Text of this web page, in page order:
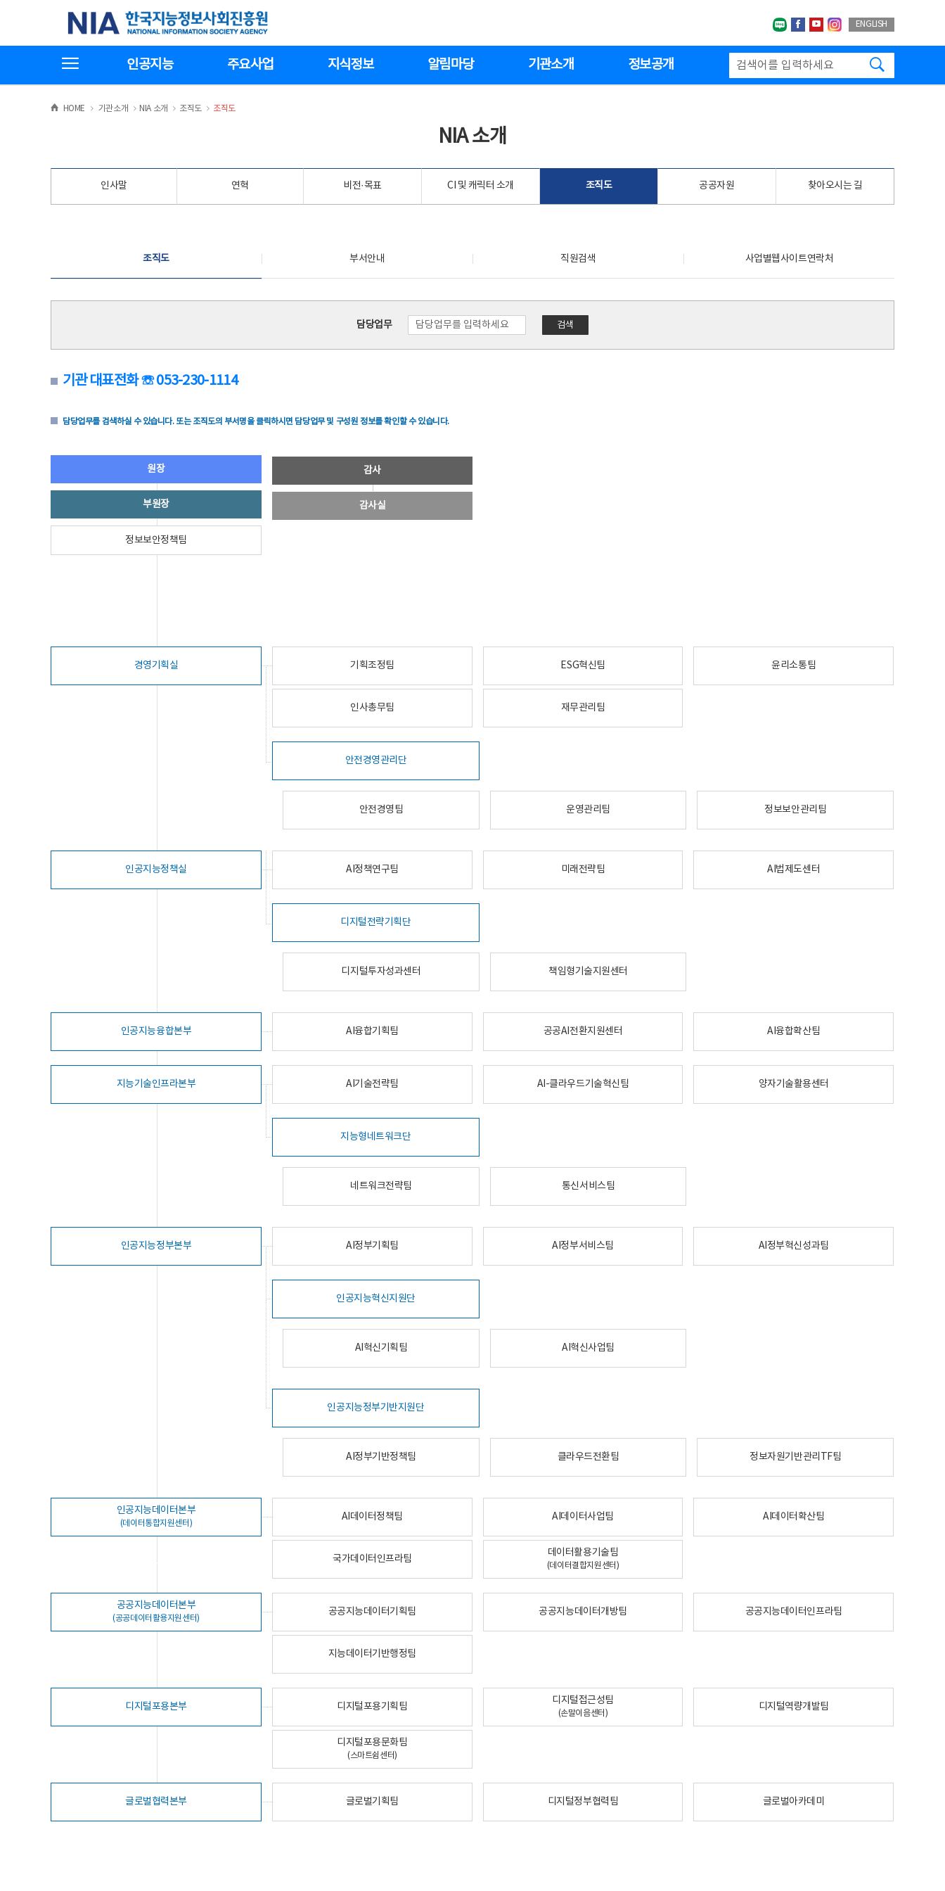
기
한국지능정보사회진흥원
네이버블로그
페이스북
유투브인스타그랩
ENGLISH
인공지능 주요사업 지식정보 알림마당 기관소개 정보공개
HOME >
기관소개 >NIA 소개 >
조직도 >
조직도
NIA 소개
인사말 연혁 비전·목표 CI 및 캐릭터 소개 조직도 공공자원 찾아오시는 길
조직도 부서안내 직원검색 사업별웹사이트연락처
담당업무 검색
기관 대표전화 ☏ 053-230-1114
담당업무를 검색하실 수 있습니다. 또는 조직도의 부서명을 클릭하시면 담당업무 및 구성원 정보를 확인할 수 있습니다.
원장
부원장
정보보안정책팀
감사
감사실
경영기획실 기획조정팀 ESG혁신팀 윤리소통팀
인사총무팀 재무관리팀
안전경영관리단
안전경영팀 운영관리팀 정보보안관리팀
인공지능정책실 AI정책연구팀 미래전략팀 AI법제도센터
디지털전략기획단
디지털투자성과센터 책임형기술지원센터
인공지능융합본부 AI융합기획팀 공공AI전환지원센터 AI융합확산팀
지능기술인프라본부 AI기술전략팀 AI-클라우드기술혁신팀 양자기술활용센터
지능형네트워크단
네트워크전략팀 통신서비스팀
인공지능정부본부 AI정부기획팀 AI정부서비스팀 AI정부혁신성과팀
인공지능혁신지원단
AI혁신기획팀 AI혁신사업팀
인공지능정부기반지원단
AI정부기반정책팀 클라우드전환팀 정보자원기반관리TF팀
인공지능데이터본부
(데이터통합지원센터)
AI데이터정책팀 AI데이터사업팀 AI데이터확산팀
국가데이터인프라팀
데이터활용기술팀
(데이터결합지원센터)
공공지능데이터본부
(공공데이터활용지원센터)
공공지능데이터기획팀 공공지능데이터개방팀 공공지능데이터인프라팀
지능데이터기반행정팀
디지털포용본부 디지털포용기획팀
디지털접근성팀
(손말이음센터)
디지털역량개발팀
디지털포용문화팀
(스마트쉼센터)
글로벌협력본부 글로벌기획팀 디지털정부협력팀 글로벌아카데미